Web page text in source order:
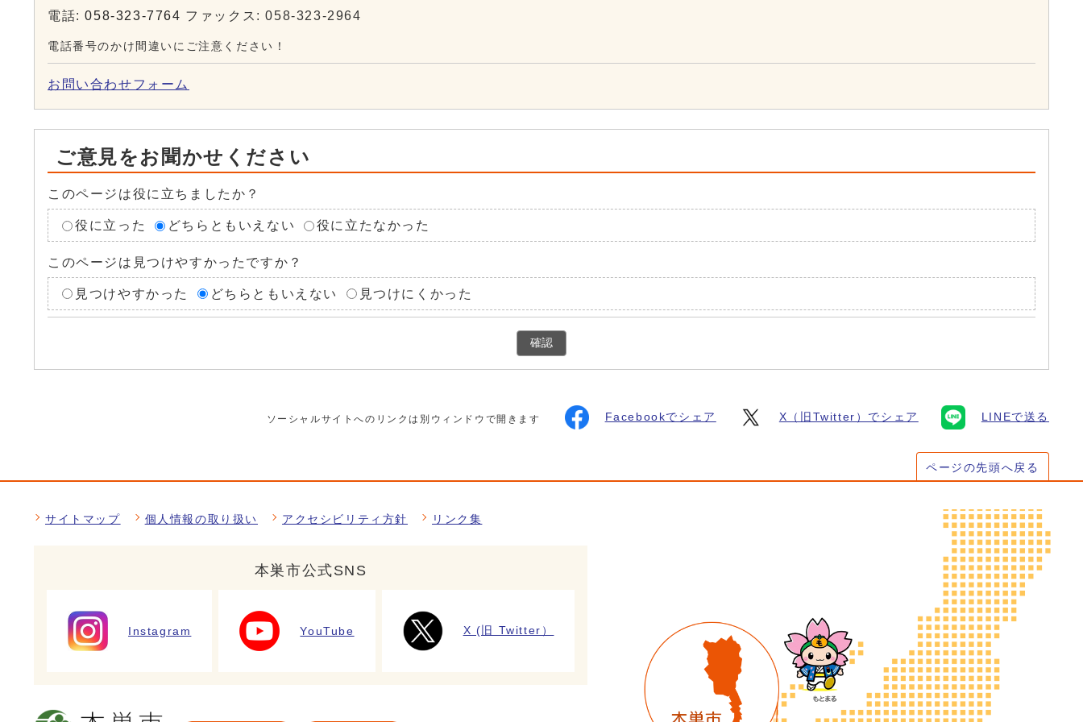
電話:058-323-7764 ファックス: 058-323-2964
電話番号のかけ間違いにご注意ください！
お問い合わせフォーム
ご意見をお聞かせください
このページは役に立ちましたか？
役に立った どちらともいえない 役に立たなかった
このページは見つけやすかったですか？
見つけやすかった どちらともいえない 見つけにくかった
確認
ソーシャルサイトへのリンクは別ウィンドウで開きます Facebookでシェア X（旧Twitter）でシェア LINEで送る
ページの先頭へ戻る
サイトマップ 個人情報の取り扱い アクセシビリティ方針 リンク集
本巣市公式SNS
Instagram YouTube X (旧 Twitter）